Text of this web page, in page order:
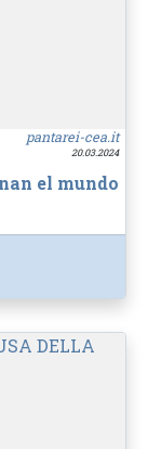
pantarei-cea.it
20.03.2024
el mundo